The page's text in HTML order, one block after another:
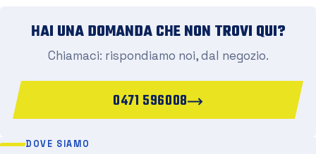
HAI UNA DOMANDA CHE NON TROVI QUI?
Chiamaci: rispondiamo noi, dal negozio.
0471 596008
DOVE SIAMO